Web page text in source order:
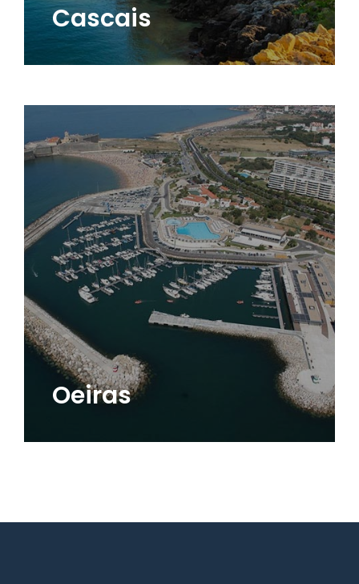
Cascais
Oeiras
Oeiras está muito bem localizada, a apenas 19
quilômetros de Lisboa. É considerada uma das
melhores opções para quem quer trabalhar em
Portugal, já que é um dos polos de pesquisa e
desenvolvimento da Europa e possui parques
industriais e empresas como Google, LÓreal, Bayer,
entre outras. Por isso, oferece salários mais altos
que a média do país. A cidade conta ainda com um
clima ameno o ano todo e belas praias, parques,
áreas verdes, pistas de caminhada e de bicicleta.